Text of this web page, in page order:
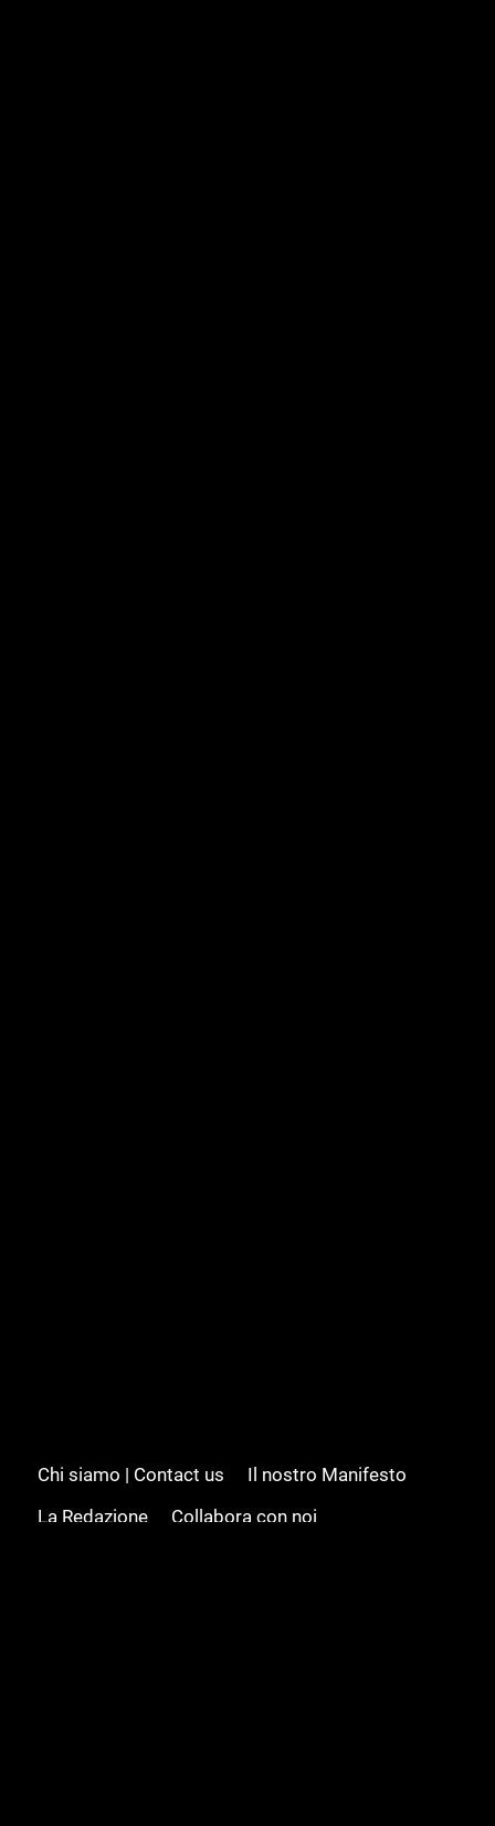
Chi siamo | Contact us
Il nostro Manifesto
La Redazione
Collabora con noi